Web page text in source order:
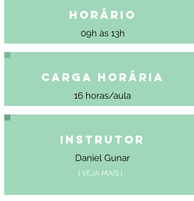
Horário
09h às 13h
Carga Horária
16 horas/aula
Instrutor
Daniel Gunar
[ VEJA MAIS ]